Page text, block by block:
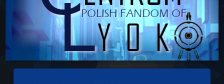
Artykuły
Discord
Drogowskaz